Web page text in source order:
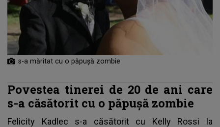
s-a măritat cu o păpușă zombie
Povestea tinerei de 20 de ani care
s-a căsătorit cu o păpușă zombie
Felicity Kadlec s-a căsătorit cu Kelly Rossi la